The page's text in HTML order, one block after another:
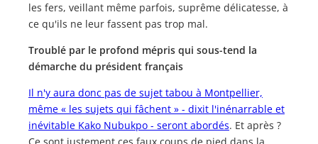
les fers, veillant même parfois, suprême délicatesse, à
ce qu'ils ne leur fassent pas trop mal.
Troublé par le profond mépris qui sous-tend la
démarche du président français
Il n'y aura donc pas de sujet tabou à Montpellier,
même « les sujets qui fâchent » - dixit l'inénarrable et
inévitable Kako Nubukpo - seront abordés. Et après ?